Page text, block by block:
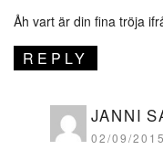
Åh vart är din fina tröja
REPLY
JANNI
02/09/